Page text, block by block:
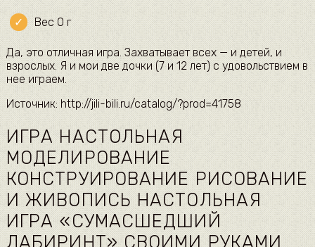
Вес 0 г
Да, это отличная игра. Захватывает всех — и детей, и
взрослых. Я и мои две дочки (7 и 12 лет) с удовольствием в
нее играем.
Источник: http://jili-bili.ru/catalog/?prod=41758
ИГРА НАСТОЛЬНАЯ
МОДЕЛИРОВАНИЕ
КОНСТРУИРОВАНИЕ РИСОВАНИЕ
И ЖИВОПИСЬ НАСТОЛЬНАЯ
ИГРА «СУМАСШЕДШИЙ
ЛАБИРИНТ» СВОИМИ РУКАМИ